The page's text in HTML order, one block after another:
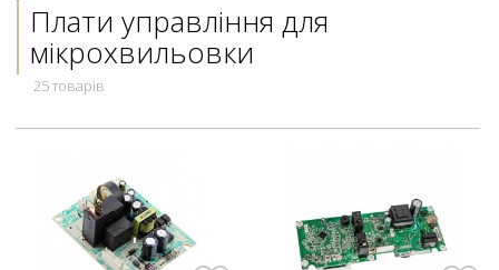
Плати управління для
мікрохвильовки
25 товарів